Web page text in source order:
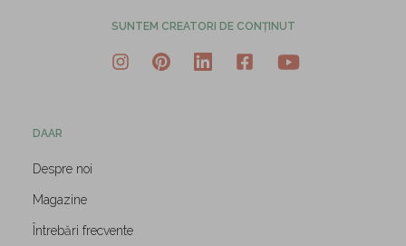
SUNTEM CREATORI DE CONȚINUT
DAAR
Despre noi
Magazine
Întrebări frecvente